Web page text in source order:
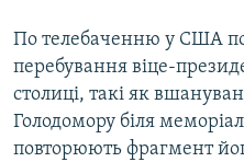
По телебаченню у США
перебування віце-
столиці, такі як
Голодомору біля
повторюють фрагмент